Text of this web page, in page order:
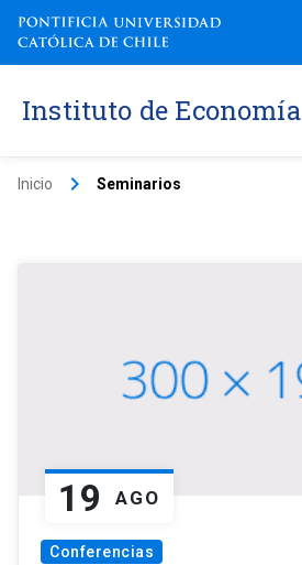
Instituto de Economía
Inicio keyboard_arrow_right Seminarios
19 AGO
Conferencias